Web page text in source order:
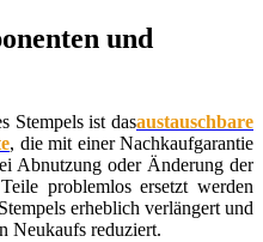
und
Stempels ist dasaustauschbare
, die mit einer Nachkaufgarantie
Abnutzung oder Änderung der
problemlos ersetzt werden
erheblich verlängert und
Neukaufs reduziert.